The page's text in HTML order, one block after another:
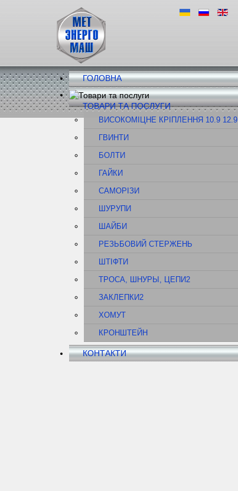
ГОЛОВНА
ТОВАРИ ТА ПОСЛУГИ
ВИСОКОМІЦНЕ КРІПЛЕННЯ 10.9 12.9
ГВИНТИ
БОЛТИ
ГАЙКИ
САМОРІЗИ
ШУРУПИ
ШАЙБИ
РЕЗЬБОВИЙ СТЕРЖЕНЬ
ШТІФТИ
ТРОСА, ШНУРЫ, ЦЕПИ2
ЗАКЛЕПКИ2
ХОМУТ
КРОНШТЕЙН
КОНТАКТИ